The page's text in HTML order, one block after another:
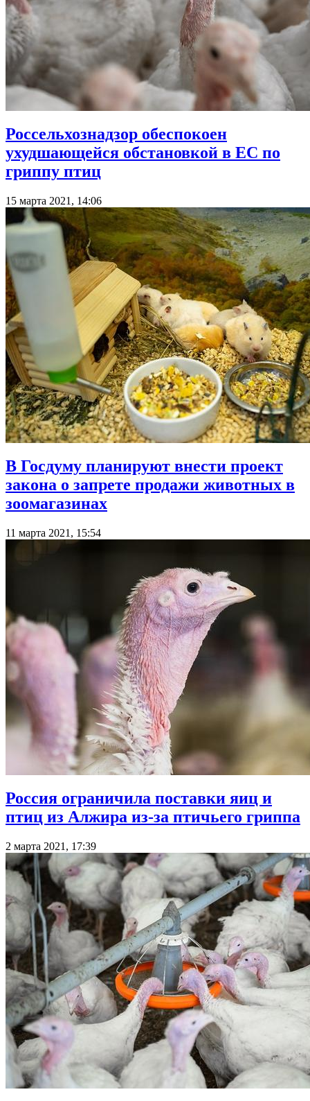
Россельхознадзор обеспокоен
ухудшающейся обстановкой в ЕС по
гриппу птиц
15 марта 2021, 14:06
В Госдуму планируют внести проект
закона о запрете продажи животных в
зоомагазинах
11 марта 2021, 15:54
Россия ограничила поставки яиц и
птиц из Алжира из-за птичьего гриппа
2 марта 2021, 17:39